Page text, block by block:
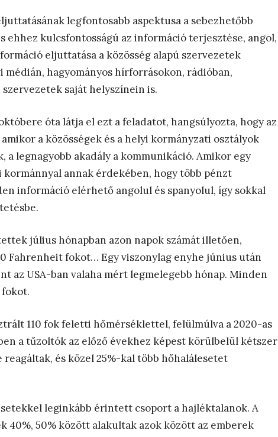
legfontosabb aspektusa a sebezhetőbb
ehhez kulcsfontosságú az információ terjesztése, angol,
eljuttatása a közösség alapú szervezetek
hagyományos hírforrásokon, rádióban,
saját helyszínein is.
óta látja el ezt a feladatot, hangsúlyozta, hogy az
a közösségek és a helyi kormányzati osztályok
legnagyobb akadály a kommunikáció. Amikor egy
annak érdekében, hogy több pénzt
információ elérhető angolul és spanyolul, így sokkal
július hónapban azon napok számát illetően,
Fahrenheit fokot… Egy viszonylag enyhe június után
az USA-ban valaha mért legmelegebb hónap. Minden
fokot.
110 fok feletti hőmérséklettel, felülmúlva a 2020-as
a tűzoltók az előző évekhez képest körülbelül kétszer
és közel 25%-kal több hőhalálesetet
leginkább érintett csoport a hajléktalanok. A
40%, 50% között alakultak azok között az emberek